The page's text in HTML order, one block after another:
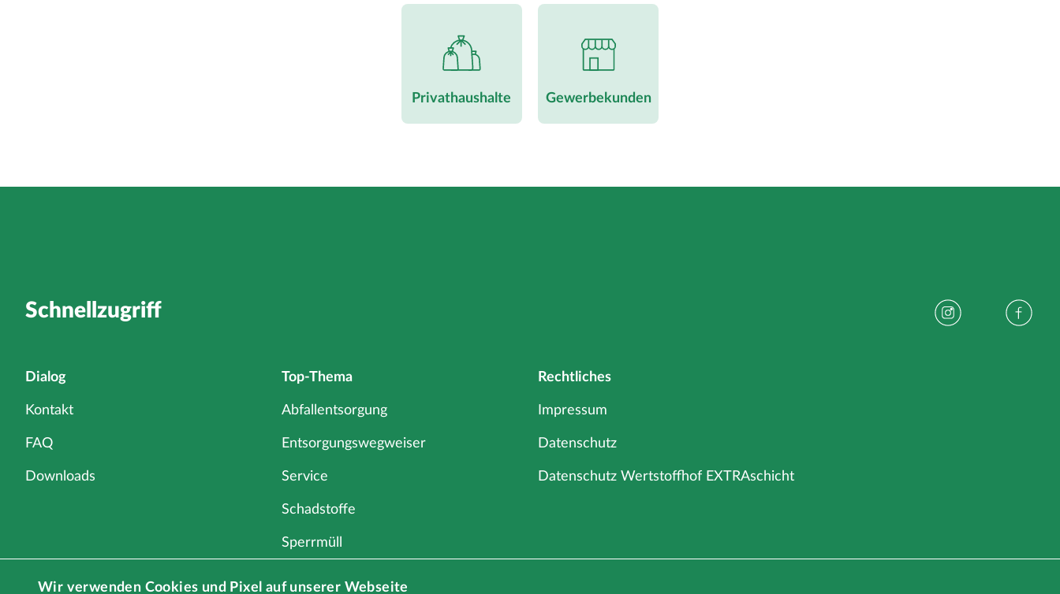
Privathaushalte Gewerbekunden
Wir verwenden Cookies und Pixel auf unserer Webseite
Schnellzugriff
Dialog
Kontakt
FAQ
Downloads
Top-Thema
Abfallentsorgung
Entsorgungswegweiser
Service
Schadstoffe
Sperrmüll
Rechtliches
Impressum
Datenschutz
Datenschutz Wertstoffhof EXTRAschicht